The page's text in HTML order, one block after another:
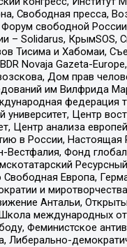
Свободная пресса,
свободной
Solidarus, КрымSOS,
Тисима и Хабомаи,
Novaja Gazeta-
Дом прав
им Вилфрида
университет, Центр
Центр анализа
в России, Настоящая
Фонд
Европа,
и
Антальи,
международных
Феминистское